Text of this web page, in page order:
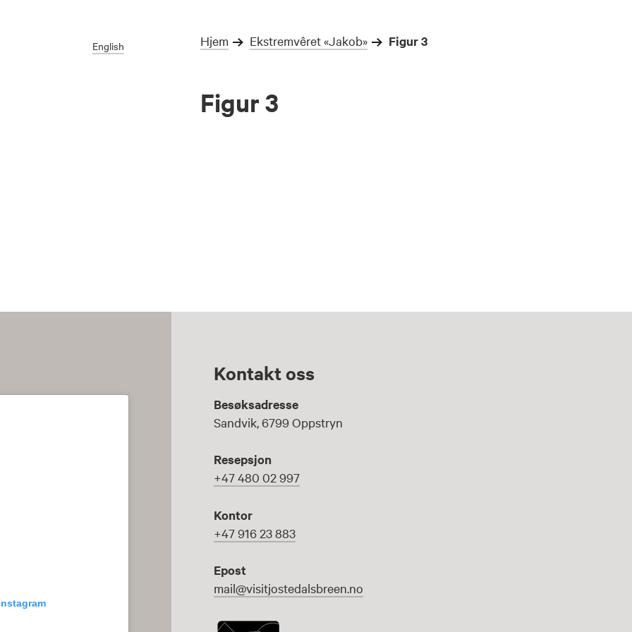
English Hjem Ekstremvêret «Jakob» Figur 3
Figur 3
Kontakt oss
Besøksadresse
Sandvik, 6799 Oppstryn
Resepsjon
+47 480 02 997
Kontor
+47 916 23 883
Epost
mail@visitjostedalsbreen.no